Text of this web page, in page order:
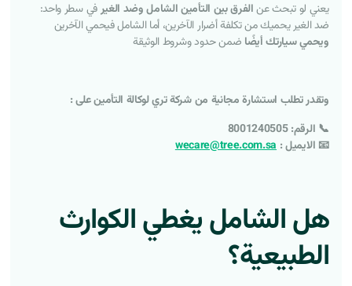
يعني لو تبحث عنالفرق بين التأمين الشامل وضد الغيرفي سطر واحد:
ضد الغير يحميك من تكلفة أضرار الآخرين، أما الشامل فيحمي الآخرين
ويحمي سيارتك أيضًا ضمن حدود وشروط الوثيقة
وتقدر تطلب استشارة مجانية من شركة تري لوكالة التأمين على :
📞 الرقم:8001240505
📧 الايميل : wecare@tree.com.sa
هل الشامل يغطي الكوارث
الطبيعية؟